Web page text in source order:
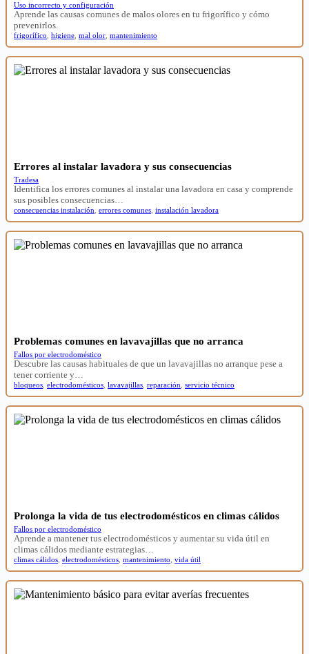
Uso incorrecto y configuración
Aprende las causas comunes de malos olores en tu frigorífico y cómo
prevenirlos.
frigorífico higiene mal olor mantenimiento
Errores al instalar lavadora y sus consecuencias
Tradesa
Identifica los errores comunes al instalar una lavadora en casa y comprende
sus posibles consecuencias…
consecuencias instalación errores comunes instalación lavadora
Problemas comunes en lavavajillas que no arranca
Fallos por electrodoméstico
Descubre las causas habituales de que un lavavajillas no arranque pese a
tener corriente y…
bloqueos electrodomésticos lavavajillas reparación servicio técnico
Prolonga la vida de tus electrodomésticos en climas cálidos
Fallos por electrodoméstico
Aprende a mantener tus electrodomésticos y aumentar su vida útil en
climas cálidos mediante estrategias…
climas cálidos electrodomésticos mantenimiento vida útil